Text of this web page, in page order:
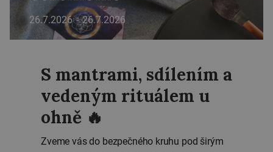
26.7.2026 - 26.7.2026
S mantrami, sdílením a
vedeným rituálem u
ohně 🔥
Zveme vás do bezpečného kruhu pod širým